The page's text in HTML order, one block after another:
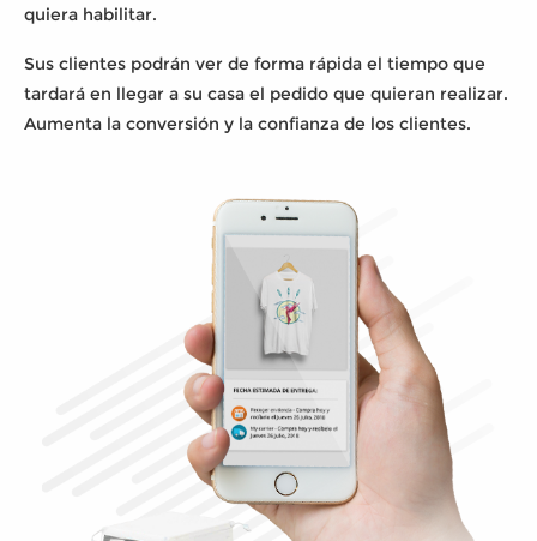
quiera habilitar.
Sus clientes podrán ver de forma rápida el tiempo que
tardará en llegar a su casa el pedido que quieran realizar.
Aumenta la conversión y la confianza de los clientes.